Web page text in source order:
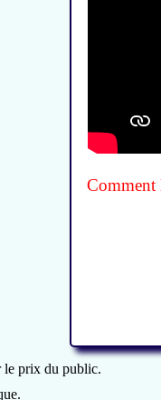
Comment
le prix du public.